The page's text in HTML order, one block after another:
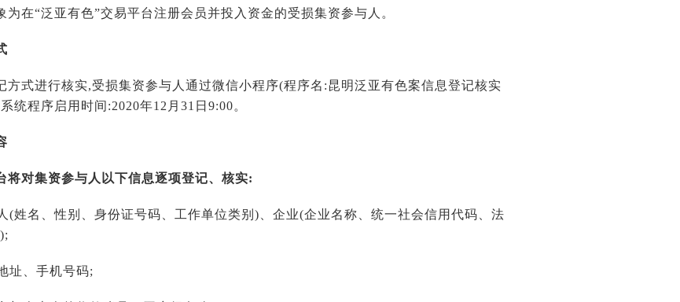
为在“泛亚有色”交易平台注册会员并投入资金的受损集资参与人。
方式进行核实,受损集资参与人通过微信小程序(程序名:昆明泛亚有色案信息登记核实
统程序启用时间:2020年12月31日9:00。
将对集资参与人以下信息逐项登记、核实:
(姓名、性别、身份证号码、工作单位类别)、企业(企业名称、统一社会信用代码、法
址、手机号码;